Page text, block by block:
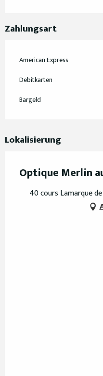
Zahlungsart
American Express
Debitkarten
Bargeld
Lokalisierung
Optique Merlin
40 cours Lamarque